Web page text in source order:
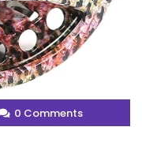
0 Comments